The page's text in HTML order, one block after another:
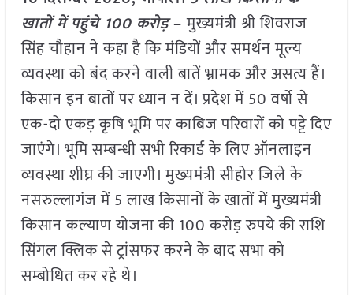
खातों में पहुंचे 100 करोड़–मुख्यमंत्री श्री शिवराज
सिंह चौहान ने कहा है कि मंडियों और समर्थन मूल्य
व्यवस्था को बंद करने वाली बातें भ्रामक और असत्य हैं।
किसान इन बातों पर ध्यान न दें। प्रदेश में 50 वर्षो से
एक-दो एकड़ कृषि भूमि पर काबिज परिवारों को पट्टे दिए
जाएंगे। भूमि सम्बन्धी सभी रिकार्ड के लिए ऑनलाइन
व्यवस्था शीघ्र की जाएगी। मुख्यमंत्री सीहोर जिले के
नसरुल्लागंज में 5 लाख किसानों के खातों में मुख्यमंत्री
किसान कल्याण योजना की 100 करोड़ रुपये की राशि
सिंगल क्लिक से ट्रांसफर करने के बाद सभा को
सम्बोधित कर रहे थे।